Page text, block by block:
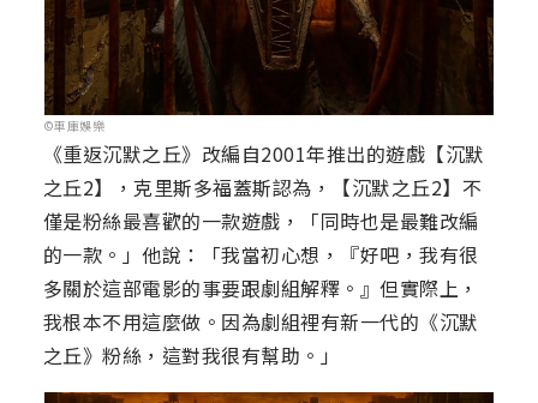
©車庫娛樂
《重返沉默之丘》改編自2001年推出的遊戲【沉默
之丘2】，克里斯多福蓋斯認為，【沉默之丘2】不
僅是粉絲最喜歡的一款遊戲，「同時也是最難改編
的一款。」他說：「我當初心想，『好吧，我有很
多關於這部電影的事要跟劇組解釋。』但實際上，
我根本不用這麼做。因為劇組裡有新一代的《沉默
之丘》粉絲，這對我很有幫助。」